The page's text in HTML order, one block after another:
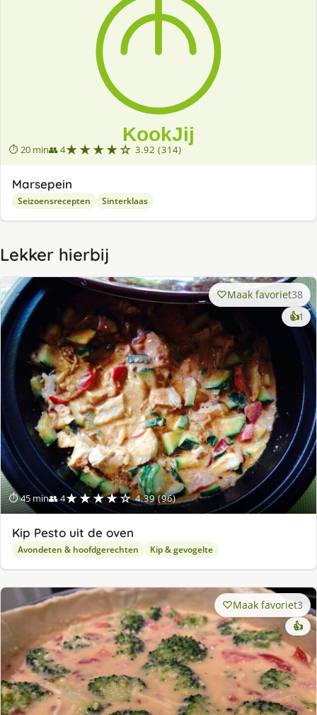
⏱ 20 min👥 4★★★★☆ 3.92 (314)
Marsepein
Seizoensrecepten Sinterklaas
Lekker hierbij
⏱ 45 min👥 4★★★★☆ 4.39 (96)
Maak favoriet38
👍1
Kip Pesto uit de oven
Avondeten & hoofdgerechten Kip & gevogelte
Maak favoriet3
👍